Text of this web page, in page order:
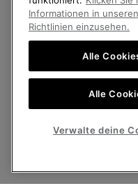
Deutschland
SOREL. Alle Rechte
Informationen in
Richtlinien einzusehen.
Alle
Alle
Verwalte deine